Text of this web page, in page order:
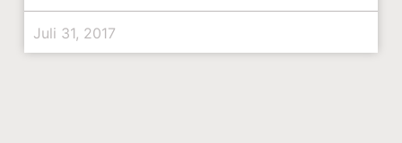
Juli 31, 2017